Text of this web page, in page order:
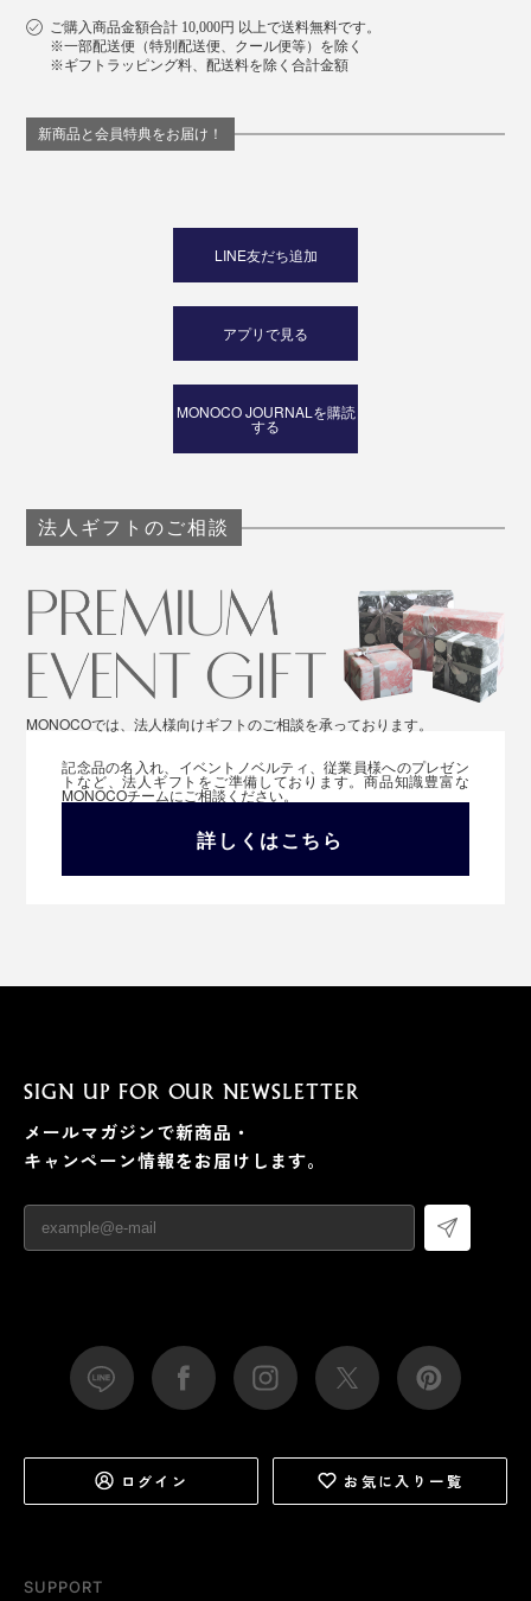
ご購入商品金額合計 10,000円 以上で送料無料です。
※一部配送便（特別配送便、クール便等）を除く
※ギフトラッピング料、配送料を除く合計金額
新商品と会員特典をお届け！
LINE友だち追加
アプリで見る
MONOCO JOURNALを購読
する
法人ギフトのご相談
MONOCOでは、法人様向けギフトのご相談を承っております。
記念品の名入れ、イベントノベルティ、従業員様へのプレゼン
トなど、法人ギフトをご準備しております。商品知識豊富な
MONOCOチームにご相談ください。
詳しくはこちら
SUPPORT
SIGN UP FOR OUR NEWSLETTER
メールマガジンで新商品・
キャンペーン情報をお届けします。
ログイン お気に入り一覧